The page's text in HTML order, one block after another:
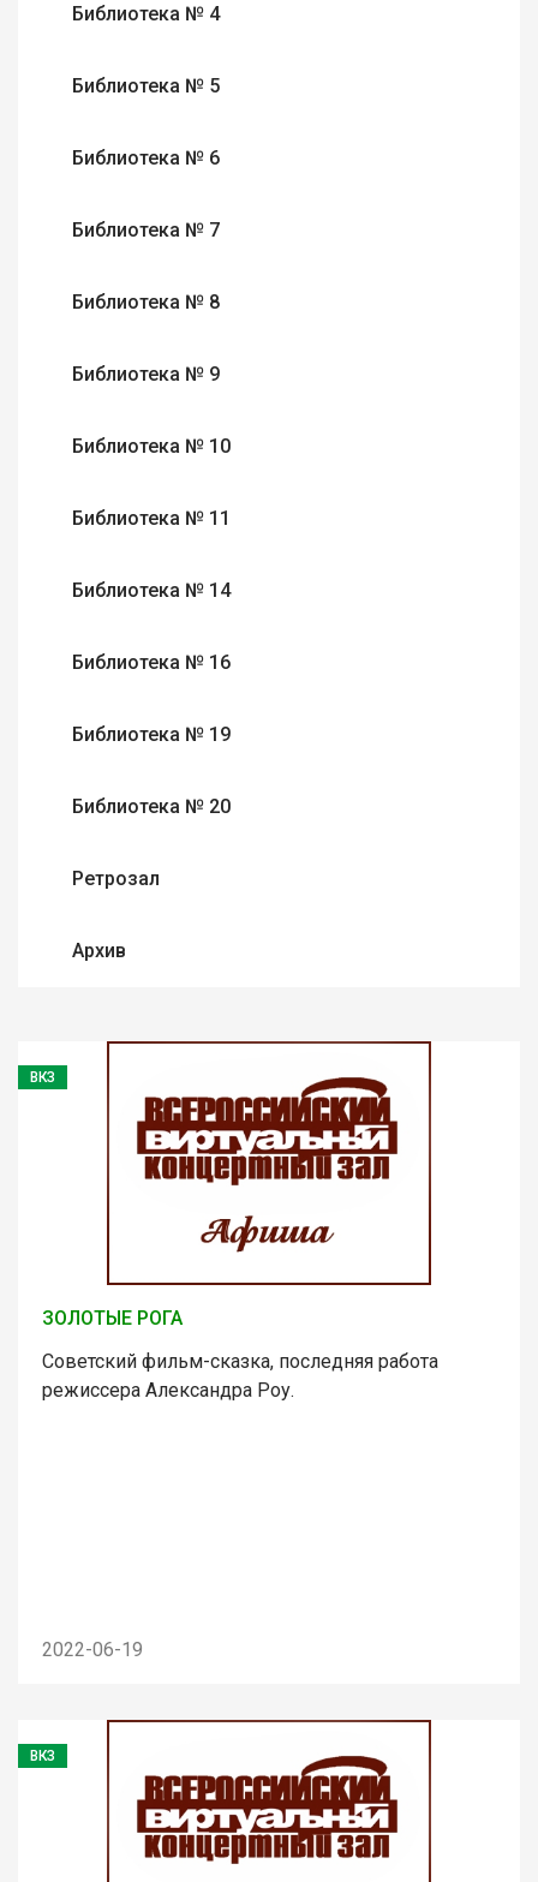
Библиотека № 4
Библиотека № 5
Библиотека № 6
Библиотека № 7
Библиотека № 8
Библиотека № 9
Библиотека № 10
Библиотека № 11
Библиотека № 14
Библиотека № 16
Библиотека № 19
Библиотека № 20
Ретрозал
Архив
ВКЗ
ЗОЛОТЫЕ РОГА
Советский фильм-сказка, последняя работа
режиссера Александра Роу.
2022-06-19
ВКЗ